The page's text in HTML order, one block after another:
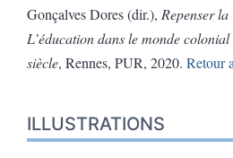
Gonçalves Dores (dir.), Repenser
L’éducation dans le monde
siècle, Rennes, PUR, 2020. Retour
ILLUSTRATIONS